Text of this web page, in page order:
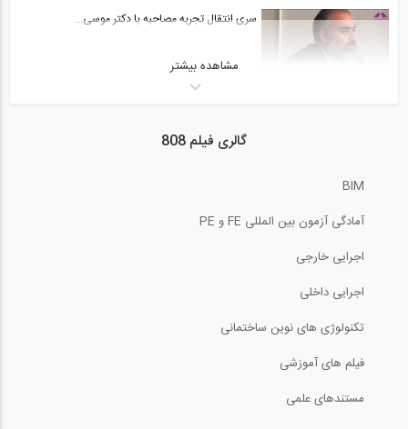
سری انتقال تجربه مصاحبه با دکتر موسی...
18:50
مشاهده بیشتر
گالری فیلم 808
BIM
آمادگی آزمون بین المللی FE و PE
اجرایی خارجی
اجرایی داخلی
تکنولوژی های نوین ساختمانی
فیلم های آموزشی
مستندهای علمی